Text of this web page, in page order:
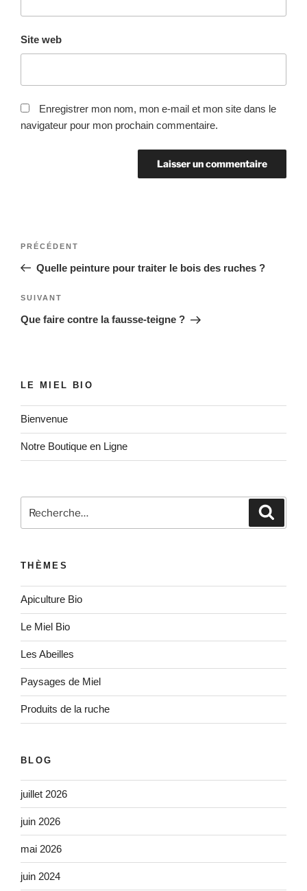
Site web
Enregistrer mon nom, mon e-mail et mon site dans le
navigateur pour mon prochain commentaire.
Navigation
l’article
Article
précédent
PRÉCÉDENT
Quelle peinture pour traiter le bois des ruches ?
Article
suivant
SUIVANT
Que faire contre la fausse-teigne ?
LE MIEL BIO
Bienvenue
Notre Boutique en Ligne
pour
THÈMES
Apiculture Bio
Le Miel Bio
Les Abeilles
Paysages de Miel
Produits de la ruche
BLOG
juillet 2026
juin 2026
mai 2026
juin 2024